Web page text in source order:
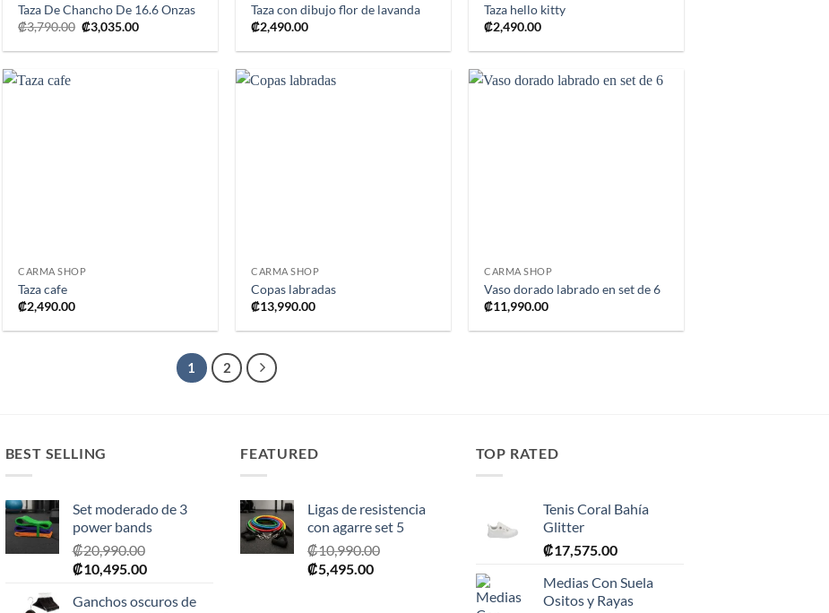
Taza De Chancho De 16.6 Onzas
₡3,790.00 El
precio
original
₡3,035.00El
actual
Taza con dibujo flor de lavanda
₡2,490.00
Taza hello kitty
₡2,490.00
CARMA SHOP
Taza cafe
₡2,490.00
CARMA SHOP
Copas labradas
₡13,990.00
CARMA SHOP
Vaso dorado labrado en set de 6
₡11,990.00
1 2
BEST SELLING
Set moderado de 3
power bands
₡20,990.00
El
original
₡10,495.00El
actual
Ganchos oscuros de
FEATURED
Ligas de resistencia
con agarre set 5
₡10,990.00
El
₡5,495.00El
TOP RATED
Tenis Coral Bahía
Glitter
₡17,575.00
Medias Con Suela
Ositos y Rayas